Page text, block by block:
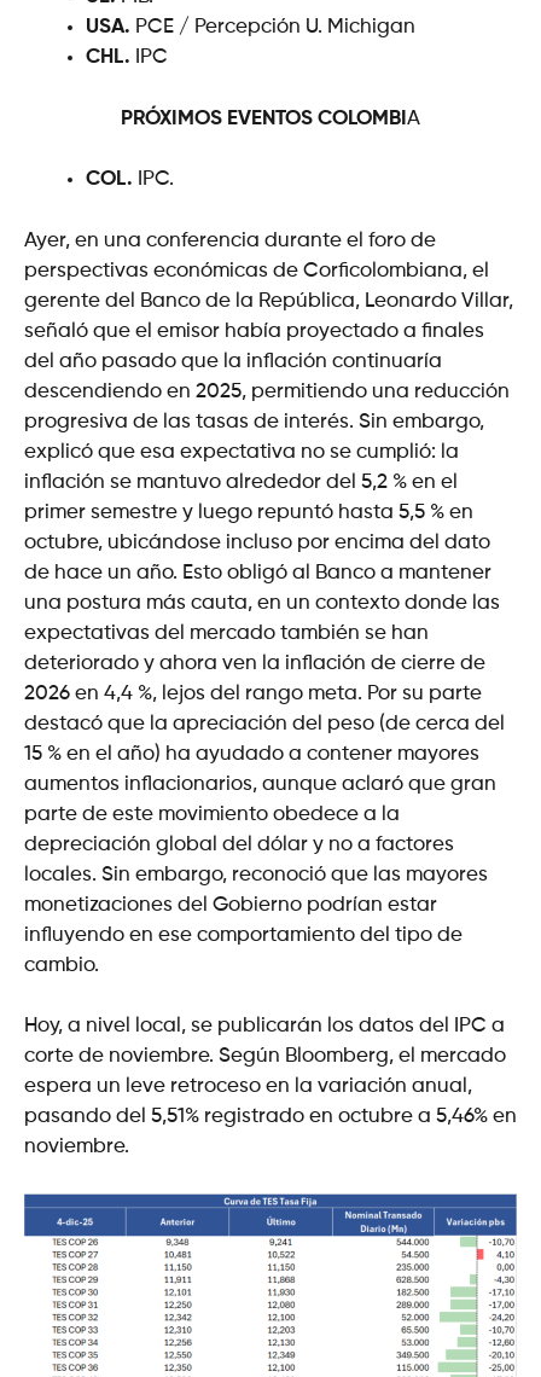
USA. PCE / Percepción U. Michigan
CHL. IPC
PRÓXIMOS EVENTOS COLOMBI A
COL. IPC.
Ayer, en una conferencia durante el foro de
perspectivas económicas de Corficolombiana, el
gerente del Banco de la República, Leonardo Villar,
señaló que el emisor había proyectado a finales
del año pasado que la inflación continuaría
descendiendo en 2025, permitiendo una reducción
progresiva de las tasas de interés. Sin embargo,
explicó que esa expectativa no se cumplió: la
inflación se mantuvo alrededor del 5,2 % en el
primer semestre y luego repuntó hasta 5,5 % en
octubre, ubicándose incluso por encima del dato
de hace un año. Esto obligó al Banco a mantener
una postura más cauta, en un contexto donde las
expectativas del mercado también se han
deteriorado y ahora ven la inflación de cierre de
2026 en 4,4 %, lejos del rango meta. Por su parte
destacó que la apreciación del peso (de cerca del
15 % en el año) ha ayudado a contener mayores
aumentos inflacionarios, aunque aclaró que gran
parte de este movimiento obedece a la
depreciación global del dólar y no a factores
locales. Sin embargo, reconoció que las mayores
monetizaciones del Gobierno podrían estar
influyendo en ese comportamiento del tipo de
cambio.
Hoy, a nivel local, se publicarán los datos del IPC a
corte de noviembre. Según Bloomberg, el mercado
espera un leve retroceso en la variación anual,
pasando del 5,51% registrado en octubre a 5,46% en
noviembre.